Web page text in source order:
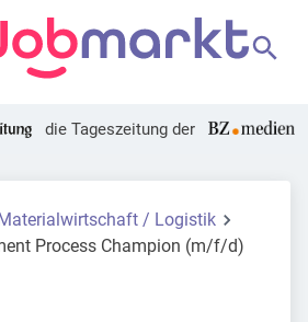
die Tageszeitung der
/ Logistik
Process Champion (m/f/d)